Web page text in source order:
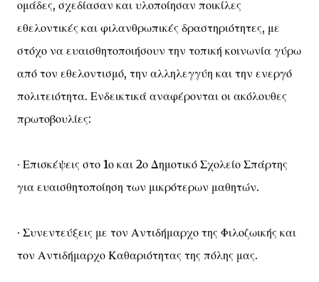
ομάδες, σχεδίασαν και υλοποίησαν ποικίλες
εθελοντικές και φιλανθρωπικές δραστηριότητες, με
στόχο να ευαισθητοποιήσουν την τοπική κοινωνία γύρω
από τον εθελοντισμό, την αλληλεγγύη και την ενεργό
πολιτειότητα. Ενδεικτικά αναφέρονται οι ακόλουθες
πρωτοβουλίες:
∙ Επισκέψεις στο 1ο και 2ο Δημοτικό Σχολείο Σπάρτης
για ευαισθητοποίηση των μικρότερων μαθητών.
∙ Συνεντεύξεις με τον Αντιδήμαρχο της Φιλοζωικής και
τον Αντιδήμαρχο Καθαριότητας της πόλης μας.